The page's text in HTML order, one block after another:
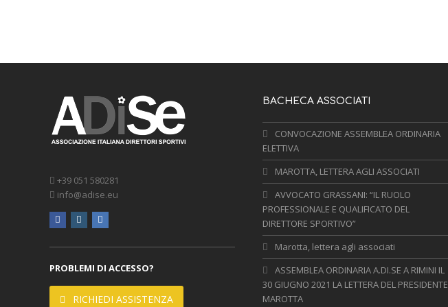
+39 051 580281
info@adise.eu
facebookinstagramlinkedin
PROBLEMI DI ACCESSO?
RICHIEDI ASSISTENZA
BACHECA ASSOCIATI
CONVOCAZIONE ASSEMBLEA ORDINARIA
ELETTIVA
MAROTTA, LETTERA AGLI ASSOCIATI
AVVOCATO GRASSANI: “IL RUOLO
PROFESSIONALE E QUALIFICATO DEL
DIRETTORE SPORTIVO”
Marotta, lettera agli associati
ASSEMBLEA ORDINARIA A.DI.SE A RIMINI IL
30 GIUGNO 2021 LA LETTERA DEL PRESIDENTE
MAROTTA